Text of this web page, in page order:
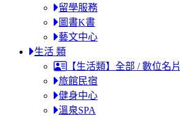
留學服務
圖書K書
藝文中心
生活 類
【生活類】全部 / 數位名片
旅館民宿
健身中心
溫泉SPA